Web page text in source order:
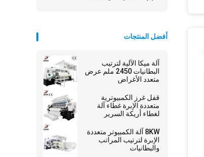
أفضل المنتجات
آلة ميكا الآلية لترتيب
البطانيات 2450 ملم عرض
متعدد الأغراض
قفل غرز الكمبيوترية
متعددة الإبرة غطاء آلة
لغطاء أريكة السرير
8KW آلة الكمبيوتر متعددة
الإبرة لترتيب المراتب
والبطانيات